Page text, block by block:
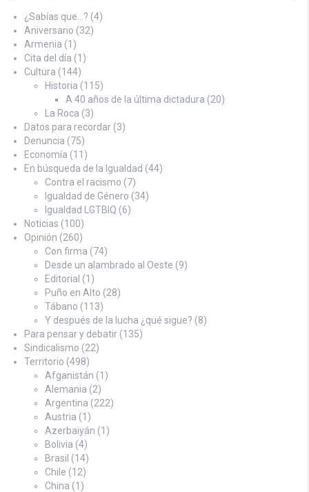
¿Sabías que…? (4)
Aniversario (32)
Armenia (1)
Cita del día (1)
Cultura (144)
Historia (115)
A 40 años de la última dictadura (20)
La Roca (3)
Datos para recordar (3)
Denuncia (75)
Economía (11)
En búsqueda de la Igualdad (44)
Contra el racismo (7)
Igualdad de Género (34)
Igualdad LGTBIQ (6)
Noticias (100)
Opinión (260)
Con firma (74)
Desde un alambrado al Oeste (9)
Editorial (1)
Puño en Alto (28)
Tábano (113)
Y después de la lucha ¿qué sigue? (8)
Para pensar y debatir (135)
Sindicalismo (22)
Territorio (498)
Afganistán (1)
Alemania (2)
Argentina (222)
Austria (1)
Azerbaiyán (1)
Bolivia (4)
Brasil (14)
Chile (12)
China (1)